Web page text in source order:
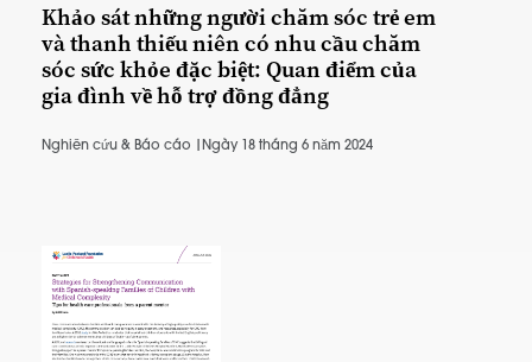
Khảo sát những người chăm sóc trẻ em
và thanh thiếu niên có nhu cầu chăm
sóc sức khỏe đặc biệt: Quan điểm của
gia đình về hỗ trợ đồng đẳng
Nghiên cứu & Báo cáo | Ngày 18 tháng 6 năm 2024